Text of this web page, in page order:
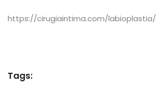
https://cirugiaintima.com/labioplastia/
Tags: